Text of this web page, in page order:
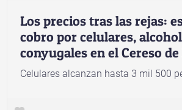
Los precios tras las rejas:
cobro por celulares,
conyugales en el Cereso
Celulares alcanzan hasta 3 mil 500